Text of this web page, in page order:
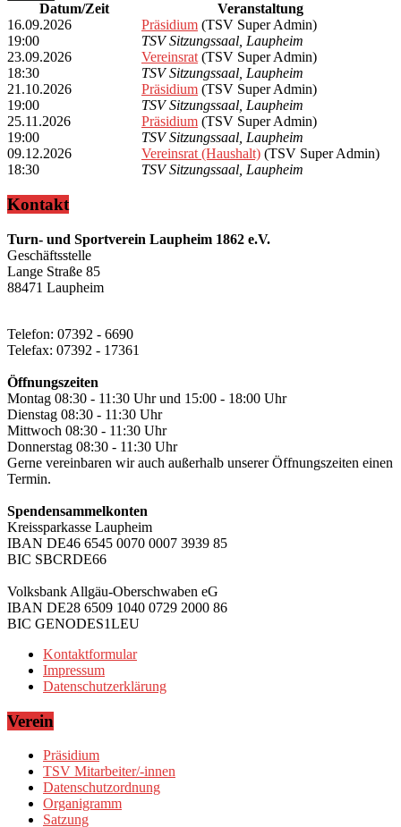
Datum/Zeit
Veranstaltung
16.09.2026
19:00
Präsidium (TSV Super Admin)
TSV Sitzungssaal, Laupheim
23.09.2026
18:30
Vereinsrat(TSV Super Admin)
TSV Sitzungssaal, Laupheim
21.10.2026
19:00
Präsidium (TSV Super Admin)
TSV Sitzungssaal, Laupheim
25.11.2026
19:00
Präsidium (TSV Super Admin)
TSV Sitzungssaal, Laupheim
09.12.2026
18:30
Vereinsrat (Haushalt) (TSV Super Admin)
TSV Sitzungssaal, Laupheim
Kontakt
Turn- und Sportverein Laupheim 1862 e.V.
Geschäftsstelle
Lange Straße 85
88471 Laupheim
Telefon: 07392 - 6690
Telefax: 07392 - 17361
Öffnungszeiten
Montag 08:30 - 11:30 Uhr und 15:00 - 18:00 Uhr
Dienstag 08:30 - 11:30 Uhr
Mittwoch 08:30 - 11:30 Uhr
Donnerstag 08:30 - 11:30 Uhr
Gerne vereinbaren wir auch außerhalb unserer Öffnungszeiten einen
Termin.
Spendensammelkonten
Kreissparkasse Laupheim
IBAN DE46 6545 0070 0007 3939 85
BIC SBCRDE66
Volksbank Allgäu-Oberschwaben eG
IBAN DE28 6509 1040 0729 2000 86
BIC GENODES1LEU
Kontaktformular
Impressum
Datenschutzerklärung
Verein
Präsidium
TSV Mitarbeiter/-innen
Datenschutzordnung
Organigramm
Satzung